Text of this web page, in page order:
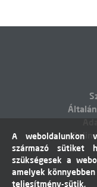
A weboldalunkon
származó sütiket
szükségesek a
amelyek
teljesítmény-